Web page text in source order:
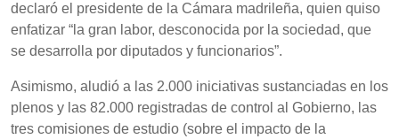
declaró el presidente de la Cámara madrileña, quien quiso
enfatizar “la gran labor, desconocida por la sociedad, que
se desarrolla por diputados y funcionarios”.
Asimismo, aludió a las 2.000 iniciativas sustanciadas en los
plenos y las 82.000 registradas de control al Gobierno, las
tres comisiones de estudio (sobre el impacto de la